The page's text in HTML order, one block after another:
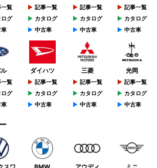
覧
ログ
車
記事一覧
カタログ
中古車
記事一覧
カタログ
中古車
記事一覧
カタログ
中古車
覧
ログ
車
ダイハツ
記事一覧
カタログ
中古車
三菱
記事一覧
カタログ
中古車
光岡
記事一覧
カタログ
中古車